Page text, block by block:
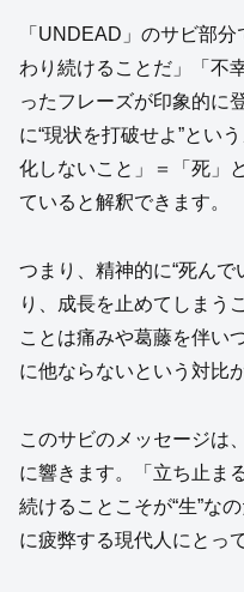
「UNDEAD」のサビ部
わり続けることだ」「不
ったフレーズが印象的に
に“現状を打破せよ”とい
化しないこと」＝「死」
ていると解釈できます。
つまり、精神的に“死んで
り、成長を止めてしまう
ことは痛みや葛藤を伴い
に他ならないという対比
このサビのメッセージは
に響きます。「立ち止ま
続けることこそが“生”な
に疲弊する現代人にとっ